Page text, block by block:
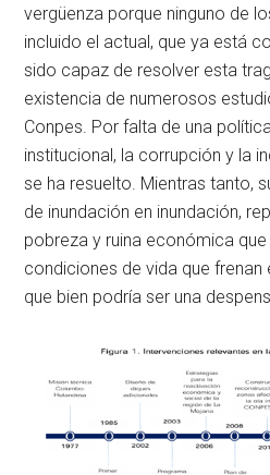
vergüenza porque ninguno de
incluido el actual, que ya está
sido capaz de resolver esta
existencia de numerosos
Conpes. Por falta de una
institucional, la corrupción y la
se ha resuelto. Mientras tanto,
de inundación en inundación,
pobreza y ruina económica
condiciones de vida que
que bien podría ser una